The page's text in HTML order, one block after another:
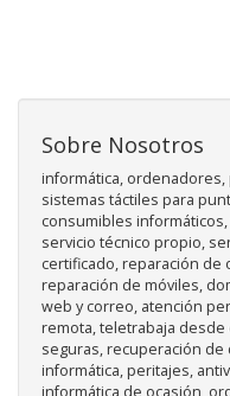
Sobre Nosotros
informática,
sistemas táctiles para
consumibles
servicio técnico propio,
certificado, reparación de
reparación de móviles,
web y correo, atención
remota, teletrabaja desde
seguras, recuperación de
informática, peritajes,